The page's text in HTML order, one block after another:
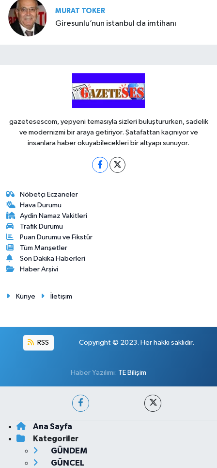
MURAT TOKER
Giresunlu’nun istanbul da imtihanı
gazetesescom, yepyeni temasıyla sizleri buluştururken, sadelik
ve modernizmi bir araya getiriyor. Şatafattan kaçınıyor ve
insanlara haber okuyabilecekleri bir altyapı sunuyor.
Nöbetçi Eczaneler
Hava Durumu
Aydin Namaz Vakitleri
Trafik Durumu
Puan Durumu ve Fikstür
Tüm Manşetler
Son Dakika Haberleri
Haber Arşivi
Künye İletişim
RSS Copyright © 2023. Her hakkı saklıdır.
Haber Yazılımı: TE Bilişim
Ana Sayfa
Kategoriler
GÜNDEM
GÜNCEL